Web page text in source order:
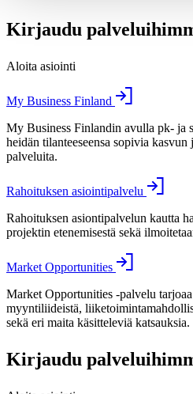
Kirjaudu
Aloita asiointi
My Business Finland
My Business Finlandin avulla pk- ja
heidän tilanteeseensa sopivia
palveluita.
Rahoituksen asiointipalvelu
Rahoituksen asiontipalvelun kautta
projektin etenemisestä sekä
Market Opportunities
Market Opportunities -palvelu
myyntiliideistä,
sekä eri maita käsitteleviä katsauksia.
Kirjaudu